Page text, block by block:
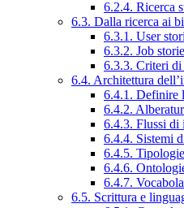
6.2.4. Ricerca
6.3. Dalla ricerca ai
6.3.1. User
6.3.2. Job
6.3.3. Criteri di
6.4. Architettura
6.4.1. Definire
6.4.2.
6.4.3. Flussi di
6.4.4. Sistemi
6.4.5.
6.4.6.
6.4.7.
6.5. Scrittura e